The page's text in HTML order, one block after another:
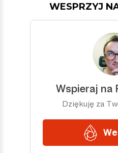
WESPRZYJ